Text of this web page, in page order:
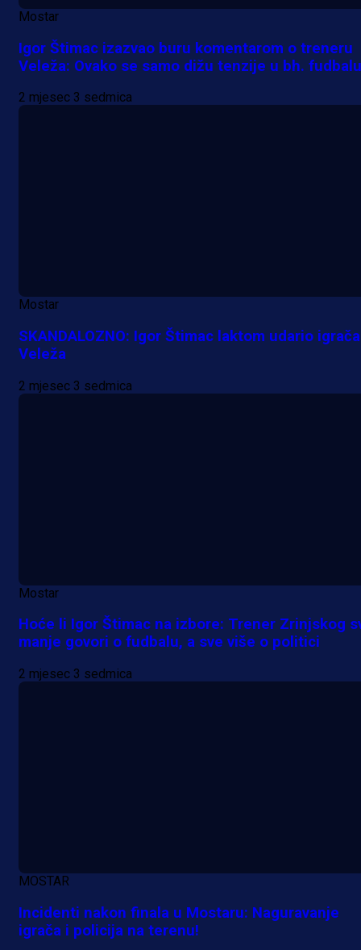
A Selekcija
Da li je selektor zadovoljan: Evo
je Barbarez rekao o transferu
Mostar
Igor Štimac izazvao buru komentarom o treneru
Veleža: Ovako se samo dižu tenzije u bh. fudbalu
2 mjesec 3 sedmica
Mostar
SKANDALOZNO: Igor Štimac laktom udario igrača
Veleža
2 mjesec 3 sedmica
Mostar
Hoće li Igor Štimac na izbore: Trener Zrinjskog
manje govori o fudbalu, a sve više o politici
2 mjesec 3 sedmica
MOSTAR
Incidenti nakon finala u Mostaru: Naguravanje
igrača i policija na terenu!